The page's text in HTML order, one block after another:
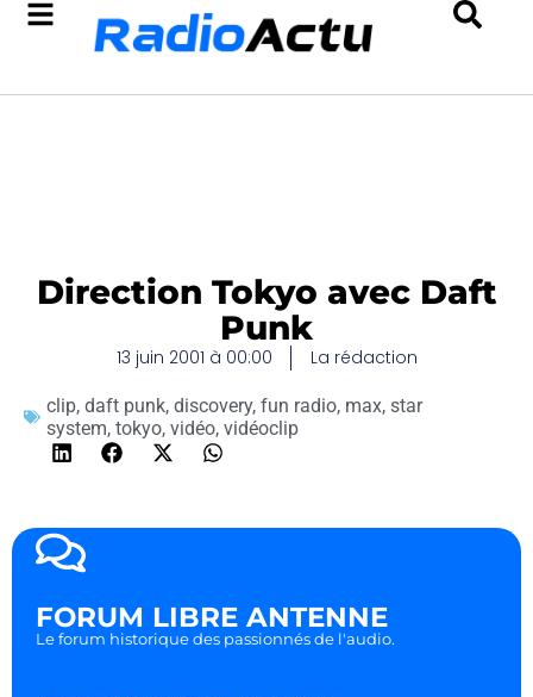
Direction Tokyo avec Daft
Punk
13 juin 2001 à 00:00 La rédaction
clip, daft punk, discovery, fun radio, max, star
system, tokyo, vidéo, vidéoclip
FORUM LIBRE ANTENNE
Le forum historique des passionnés de l'audio.